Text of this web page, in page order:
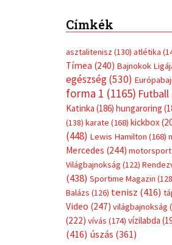
Címkék
asztalitenisz (130) atlétika
Tímea (240) Bajnokok
egészség(530)
forma 1 (1165) Futball
Katinka (186) hungaroring
(138) karate (168) kickbox
(448) Lewis Hamilton (168)
Mercedes (244) motorsport
Világbajnokság (122)
(438) Sportime Magazin
Balázs (126) tenisz (416)
Video (247) világbajnokság
(222) vívás (174) vízilabda
(416) úszás (361)